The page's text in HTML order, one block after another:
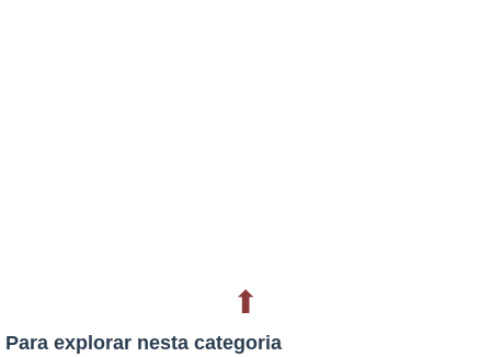
⬆
Para explorar nesta categoria